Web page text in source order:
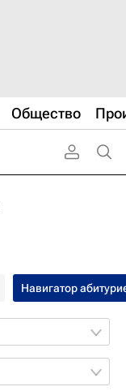
Общество
Навигатор